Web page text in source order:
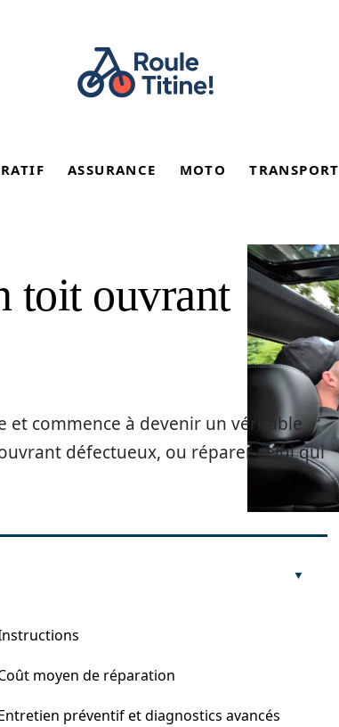
ASSURANCE MOTO TRANSPORT
toit ouvrant
et commence à devenir un véritable
défectueux, ou réparer celui qui
moyen de réparation
préventif et diagnostics avancés